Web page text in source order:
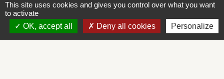
Contacts
Mairie de Cherveix-Cubas
This site uses cookies and gives you control over what you want
to activate
OK, accept all
Deny all cookies Personalize